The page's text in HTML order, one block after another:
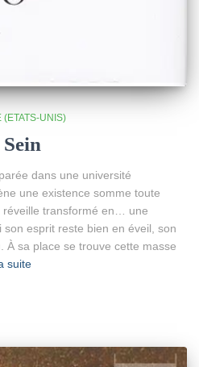
(ETATS-UNIS)
dans une université
une existence somme toute
réveille transformé en… une
esprit reste bien en éveil, son
À sa place se trouve cette masse
suite